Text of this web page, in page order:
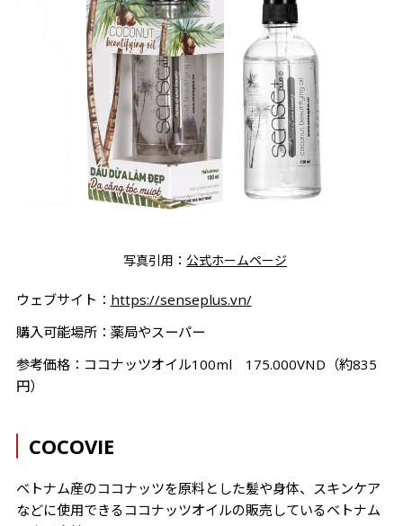
写真引用： 公式ホームページ
ウェブサイト： https://senseplus.vn/
購入可能場所：薬局やスーパー
参考価格：ココナッツオイル100ml 175.000VND（約835
円）
COCOVIE
ベトナム産のココナッツを原料とした髪や身体、スキンケア
などに使用できるココナッツオイルの販売しているベトナム